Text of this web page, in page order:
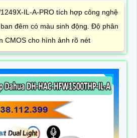
IL-A-PRO tích hợp công nghệ
đêm có màu sinh động. Độ phân
CMOS cho hình ảnh rõ nét